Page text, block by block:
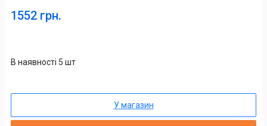
1552 грн.
В наявності 5 шт
У магазин